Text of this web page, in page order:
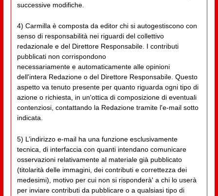
successive modifiche.
4) Carmilla è composta da editor chi si autogestiscono con
senso di responsabilità nei riguardi del collettivo
redazionale e del Direttore Responsabile. I contributi
pubblicati non corrispondono
necessariamente e automaticamente alle opinioni
dell'intera Redazione o del Direttore Responsabile. Questo
aspetto va tenuto presente per quanto riguarda ogni tipo di
azione o richiesta, in un'ottica di composizione di eventuali
contenziosi, contattando la Redazione tramite l'e-mail sotto
indicata.
5) L’indirizzo e-mail ha una funzione esclusivamente
tecnica, di interfaccia con quanti intendano comunicare
osservazioni relativamente al materiale già pubblicato
(titolarità delle immagini, dei contributi e correttezza dei
medesimi), motivo per cui non si risponderà' a chi lo userà
per inviare contributi da pubblicare o a qualsiasi tipo di